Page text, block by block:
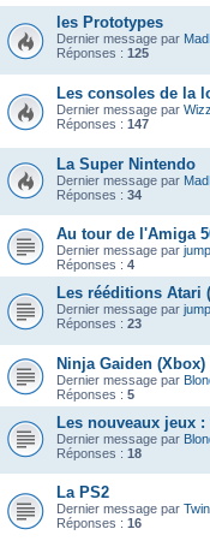
les Prototypes
Dernier message par
Réponses : 125
Les consoles de la
Dernier message par
Réponses : 147
La Super Nintendo
Dernier message par
Réponses : 34
Au tour de l'Amiga
Dernier message par
Réponses : 4
Les rééditions Atari
Dernier message par
Réponses : 23
Ninja Gaiden (Xbox)
Dernier message par
Réponses : 5
Les nouveaux jeux
Dernier message par
Réponses : 18
La PS2
Dernier message par
Réponses : 16